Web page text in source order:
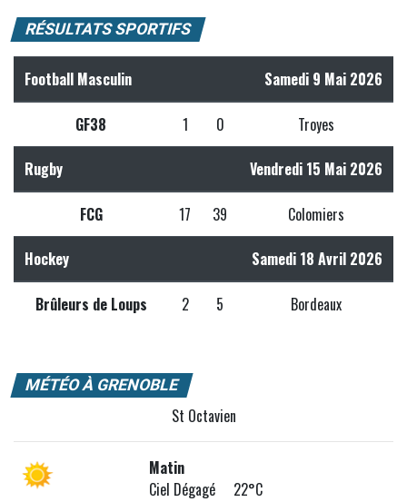
RÉSULTATS SPORTIFS
Football Masculin Samedi 9 Mai 2026
GF38 1 0 Troyes
Rugby Vendredi 15 Mai 2026
FCG 17 39 Colomiers
Hockey Samedi 18 Avril 2026
Brûleurs de Loups 2 5 Bordeaux
MÉTÉO À GRENOBLE
St Octavien
Matin
Ciel Dégagé 22°C